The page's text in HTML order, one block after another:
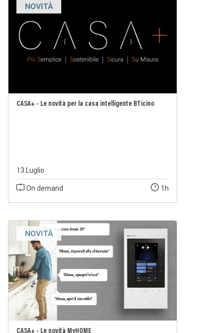
NOVITÀ
CASA+ - Le novità per la casa intelligente BTicino
13 Luglio
On demand
1h
NOVITÀ
CASA+ - Le novità MyHOME